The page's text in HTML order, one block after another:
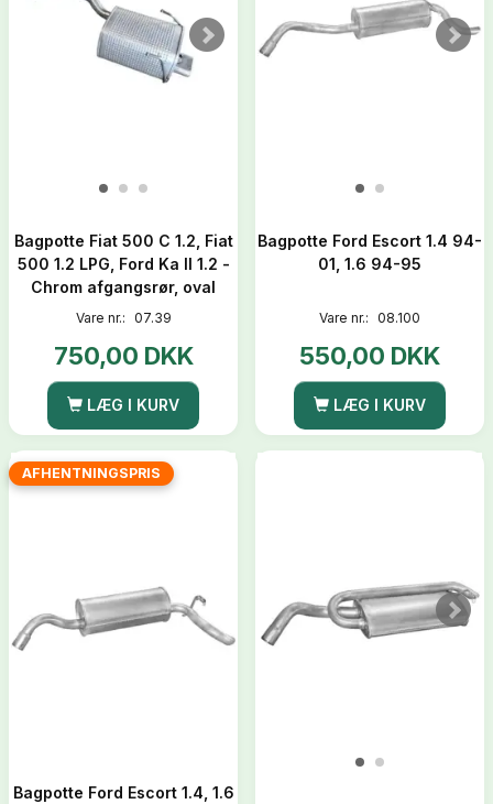
Bagpotte Fiat 500 C 1.2, Fiat
500 1.2 LPG, Ford Ka II 1.2 -
Chrom afgangsrør, oval
Vare nr.: 07.39
750,00 DKK
LÆG I KURV
Bagpotte Ford Escort 1.4 94-
01, 1.6 94-95
Vare nr.: 08.100
550,00 DKK
LÆG I KURV
AFHENTNINGSPRIS
Bagpotte Ford Escort 1.4, 1.6